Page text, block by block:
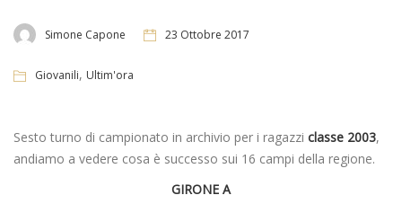
Simone Capone 23 Ottobre 2017
Giovanili, Ultim'ora
Sesto turno di campionato in archivio per i ragazzi classe 2003,
andiamo a vedere cosa è successo sui 16 campi della regione.
GIRONE A